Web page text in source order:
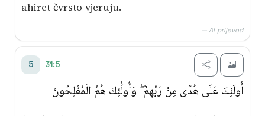
ahiret čvrsto vjeruju.
— AI prijevod
5 31:5
أُولَٰئِكَ عَلَىٰ هُدًى مِنْ رَبِّهِمْ ۖ وَأُولَٰئِكَ هُمُ الْمُفْلِحُونَ